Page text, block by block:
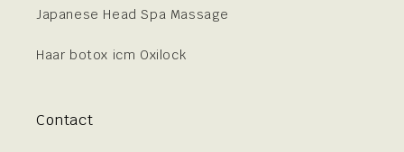
Japanese Head Spa Massage
Haar botox icm Oxilock
Contact